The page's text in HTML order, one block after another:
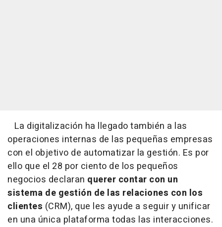
La digitalización ha llegado también a las
operaciones internas de las pequeñas empresas
con el objetivo de automatizar la gestión. Es por
ello que el 28 por ciento de los pequeños
negocios declaran querer contar con un
sistema de gestión de las relaciones con los
clientes (CRM), que les ayude a seguir y unificar
en una única plataforma todas las interacciones.